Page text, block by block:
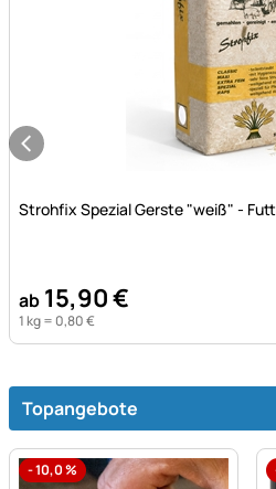
Strohfix Spezial Gerste "weiß" -
ab 15,90€
1 kg = 0,80€
Topangebote
-10,0%